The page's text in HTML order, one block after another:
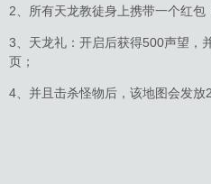
2、所有天龙教徒身上携带一个红包
3、天龙礼：开启后获得500声望，
页；
4、并且击杀怪物后，该地图会发放